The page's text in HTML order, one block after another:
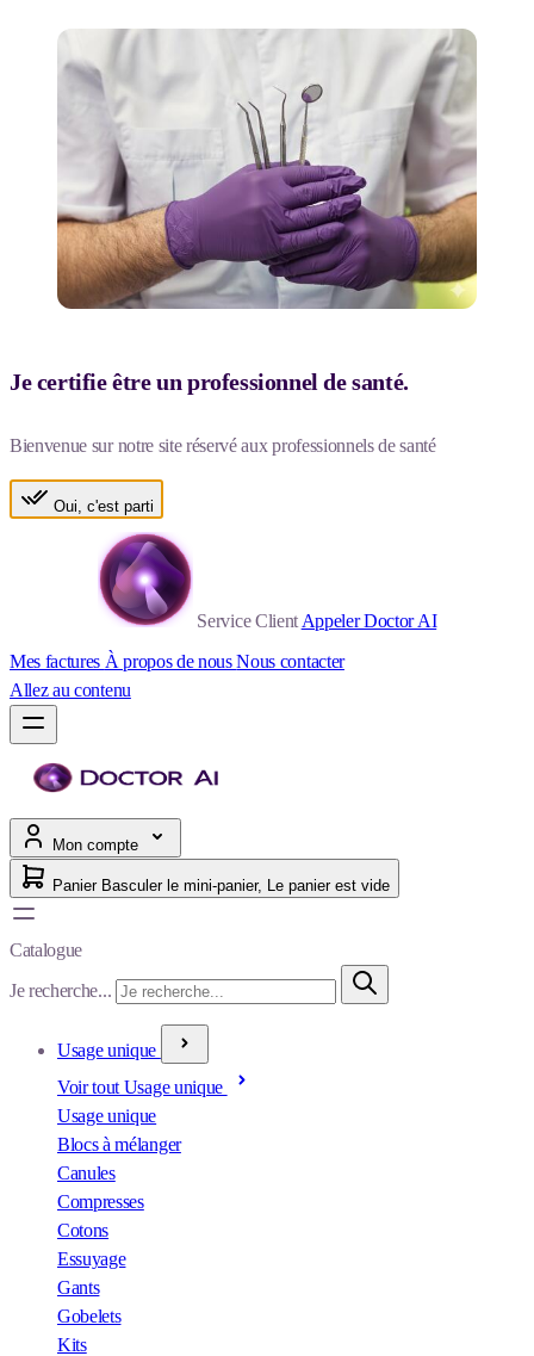
Je certifie être un professionnel de santé.
Bienvenue sur notre site réservé aux professionnels de santé
Oui, c'est parti
Service Client Appeler Doctor AI
Mes factures À propos de nousNous contacter
Allez au contenu
Mon compte
Panier Basculer le mini-panier, Le panier est vide
Catalogue
Je recherche...
Usage unique
Voir tout Usage unique
Usage unique
Blocs à mélanger
Canules
Compresses
Cotons
Essuyage
Gants
Gobelets
Kits